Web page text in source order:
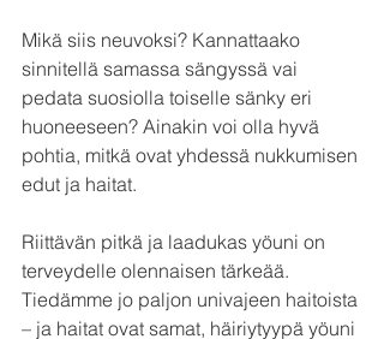
Mikä siis neuvoksi? Kannattaako
sinnitellä samassa sängyssä vai
pedata suosiolla toiselle sänky eri
huoneeseen? Ainakin voi olla hyvä
pohtia, mitkä ovat yhdessä nukkumisen
edut ja haitat.
Riittävän pitkä ja laadukas yöuni on
terveydelle olennaisen tärkeää.
Tiedämme jo paljon univajeen haitoista
– ja haitat ovat samat, häiriytyypä yöuni